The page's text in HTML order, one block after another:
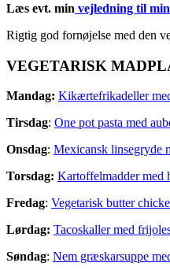
Læs evt. min vejledning til
Rigtig god fornøjelse med den
VEGETARISK
Mandag: Kikærtefrikadeller
Tirsdag: One pot pasta med
Onsdag: Mexicansk linsegryde
Torsdag: Kartoffelmadder med
Fredag: Vegetarisk butter
Lørdag: Tacoskaller med
Søndag: Nem græskarsuppe